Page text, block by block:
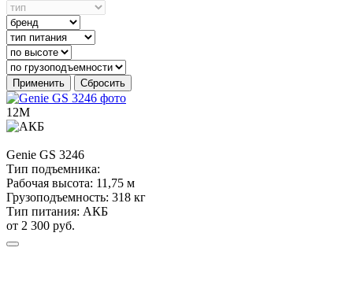
Применить Сбросить
12М
Genie GS 3246
Тип подъемника:
Рабочая высота: 11,75 м
Грузоподъемность: 318 кг
Тип питания: АКБ
от 2 300 руб.